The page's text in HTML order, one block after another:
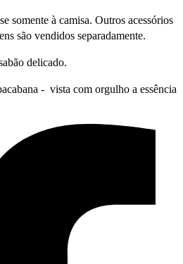
somente à camisa. Outros acessórios
são vendidos separadamente.
delicado.
- vista com orgulho a essência